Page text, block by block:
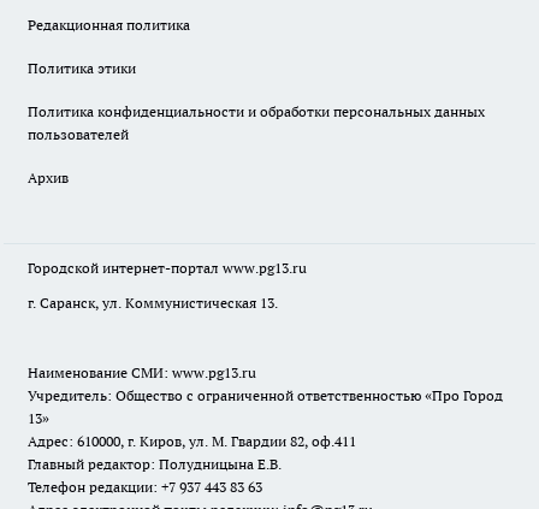
Редакционная политика
Политика этики
Политика конфиденциальности и обработки персональных данных
пользователей
Архив
Городской интернет-портал www.pg13.ru
г. Саранск, ул. Коммунистическая 13.
Наименование СМИ: www.pg13.ru
Учредитель: Общество с ограниченной ответственностью «Про Город
13»
Адрес: 610000, г. Киров, ул. М. Гвардии 82, оф.411
Главный редактор: Полудницына Е.В.
Телефон редакции: +7 937 443 83 63